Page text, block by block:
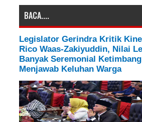
BACA....
Legislator Gerindra Kritik
Rico Waas-Zakiyuddin, Nilai
Banyak Seremonial Ketimbang
Menjawab Keluhan Warga